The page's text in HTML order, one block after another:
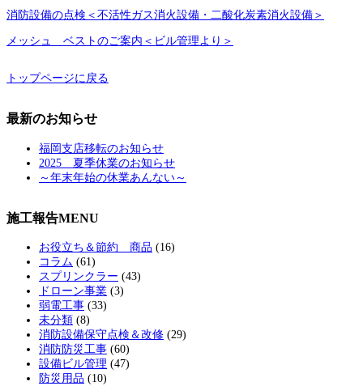
消防設備の点検＜不活性ガス消火設備・二酸化炭素消火設備＞
メッシュ ベストのご案内＜ビル管理より＞
トップページに戻る
最新のお知らせ
福岡支店移転のお知らせ
2025 夏季休業のお知らせ
～年末年始の休業あんない～
施工報告MENU
お役立ち＆節約 商品 (16)
コラム (61)
スプリンクラー (43)
ドローン事業 (3)
弱電工事 (33)
未分類 (8)
消防設備保守点検＆改修 (29)
消防防災工事 (60)
設備ビル管理 (47)
防災用品 (10)